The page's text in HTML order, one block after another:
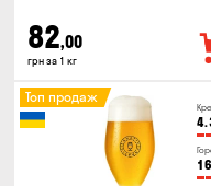
82,00
грн за 1 кг
16
Топ продаж